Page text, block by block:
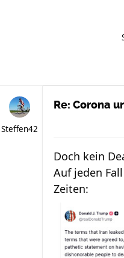
Steffen42
Re: Corona
Doch kein
Auf jeden
Zeiten: